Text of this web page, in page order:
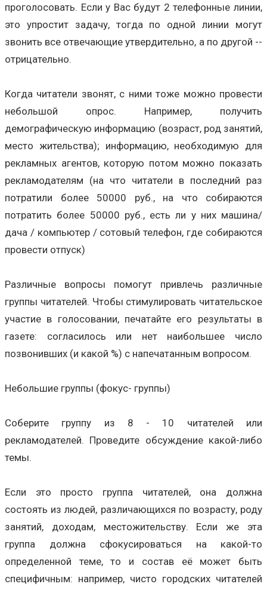
проголосовать. Если у Вас будут 2 телефонные линии,
это упростит задачу, тогда по одной линии могут
звонить все отвечающие утвердительно, а по другой --
отрицательно.
Когда читатели звонят, с ними тоже можно провести
небольшой опрос. Например, получить
демографическую информацию (возраст, род занятий,
место жительства); информацию, необходимую для
рекламных агентов, которую потом можно показать
рекламодателям (на что читатели в последний раз
потратили более 50000 руб., на что собираются
потратить более 50000 руб., есть ли у них машина/
дача / компьютер / сотовый телефон, где собираются
провести отпуск)
Различные вопросы помогут привлечь различные
группы читателей. Чтобы стимулировать читательское
участие в голосовании, печатайте его результаты в
газете: согласилось или нет наибольшее число
позвонивших (и какой %) с напечатанным вопросом.
Небольшие группы (фокус- группы)
Соберите группу из 8 - 10 читателей или
рекламодателей. Проведите обсуждение какой-либо
темы.
Если это просто группа читателей, она должна
состоять из людей, различающихся по возрасту, роду
занятий, доходам, местожительству. Если же эта
группа должна сфокусироваться на какой-то
определенной теме, то и состав её может быть
специфичным: например, чисто городских читателей